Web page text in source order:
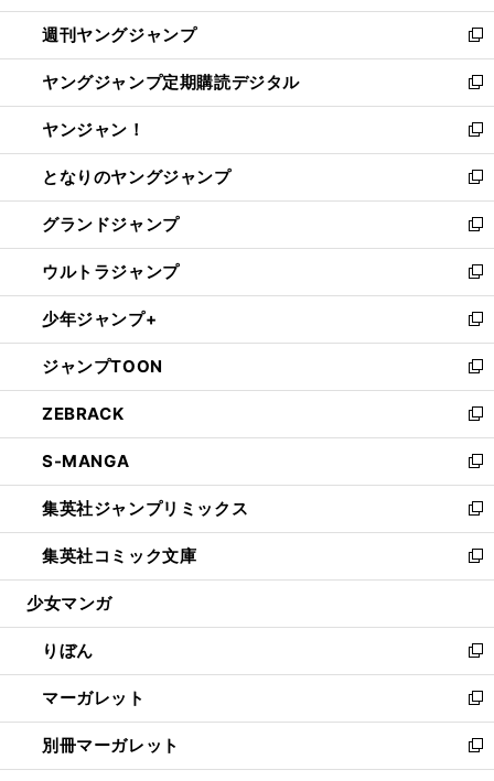
開
く
ウ
で
開
く
ン
ド
ウ
で
開
く
ウ
ィ
ン
ド
ウ
で
開
く
週刊ヤングジャンプ
新
し
い
ウ
ィ
ン
ド
ウ
で
開
く
ヤングジャンプ定期購読デジタル
新
し
い
ウ
ィ
ン
ド
ウ
で
開
く
ヤンジャン！
新
し
い
ウ
ィ
ン
ド
ウ
で
開
く
となりのヤングジャンプ
新
し
い
ウ
ィ
ン
ド
ウ
で
開
く
グランドジャンプ
新
し
い
ウ
ィ
ン
ド
ウ
で
開
く
ウルトラジャンプ
新
し
い
ウ
ィ
ン
ド
ウ
で
開
く
少年ジャンプ+
新
し
い
ウ
ィ
ン
ド
ウ
で
開
く
ジャンプTOON
新
し
い
ウ
ィ
ン
ド
ウ
で
開
ZEBRACK
新
し
い
ウ
ィ
ン
ド
ウ
開
く
S-MANGA
新
し
い
ウ
ィ
ン
ウ
で
開
く
集英社ジャンプリミックス
新
し
い
ウ
ン
ド
ウ
で
開
く
集英社コミック文庫
新
し
ウ
ィ
ン
ド
ウ
で
開
少女マンガ
りぼん
新
し
い
ウ
ィ
ン
マーガレット
新
し
い
ウ
別冊マーガレット
新
し